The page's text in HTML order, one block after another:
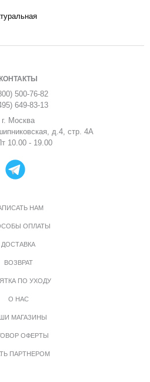
КОНТАКТЫ
500-76-82
649-83-13
г. Москва
д.4, стр. 4А
10.00 - 19.00
НАМ
ОПЛАТЫ
ДОСТАВКА
ВОЗВРАТ
ПО УХОДУ
О НАС
МАГАЗИНЫ
ОФЕРТЫ
ПАРТНЕРОМ